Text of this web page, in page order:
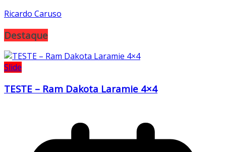
Ricardo Caruso
Destaque
Slide
TESTE – Ram Dakota Laramie 4×4